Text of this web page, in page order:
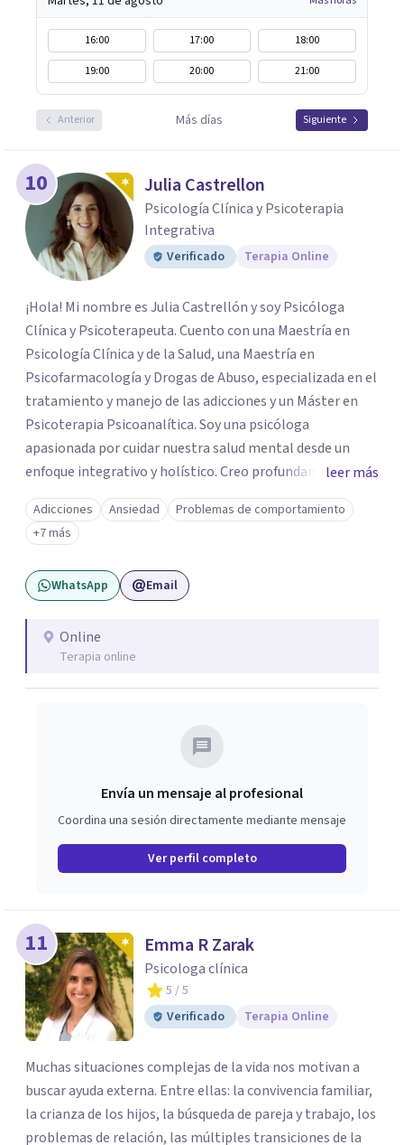
16:00 17:00
18:00
19:00
20:00 21:00
Anterior Más días Siguiente
10 Julia Castrellon
Psicología Clínica y Psicoterapia
Integrativa
Verificado Terapia Online
¡Hola! Mi nombre es Julia Castrellón y soy Psicóloga
Clínica y Psicoterapeuta. Cuento con una Maestría en
Psicología Clínica y de la Salud, una Maestría en
Psicofarmacología y Drogas de Abuso, especializada en el
tratamiento y manejo de las adicciones y un Máster en
Psicoterapia Psicoanalítica. Soy una psicóloga
apasionada por cuidar nuestra salud mental desde un
enfoque integrativo y holístico. Creo profundamente en
el equilibrio y en el balance armónico de todo aquello que
nos hace humanos. Mi trabajo consiste en brindarte una
atención integral enfocada en el manejo y comprensión
de tus emociones, conductas y formas de relacionarte
con el mundo. Sobre todo, busco ofrecerte un espacio
proceso psicoterapéutico. Te acompaño a explorar tu
mundo interno para comprender mejor tu historia, darle
sentido a tu experiencia y construir nuevas formas de
leer más
Adicciones Ansiedad
Problemas de comportamiento
+7 más
WhatsApp Email
Online
Terapia online
Envía un mensaje al profesional
Coordina una sesión directamente mediante mensaje
Ver perfil completo
11 Emma R Zarak
Psicologa clínica
5 / 5
Verificado
Terapia Online
Muchas situaciones complejas de la vida nos motivan a
buscar ayuda externa. Entre ellas: la convivencia familiar,
la crianza de los hijos, la búsqueda de pareja y trabajo, los
problemas de relación, las múltiples transiciones de la